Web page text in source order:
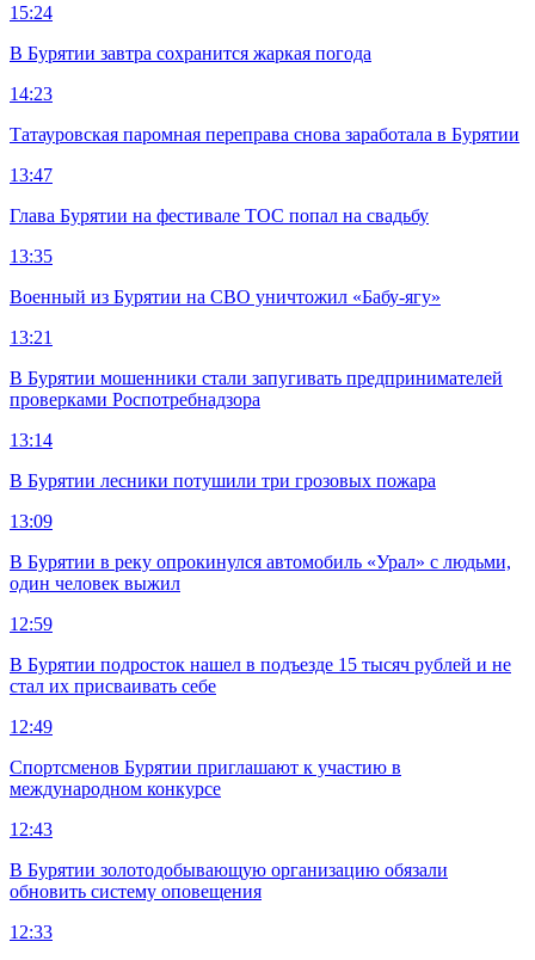
15:24
В Бурятии завтра сохранится жаркая погода
14:23
Татауровская паромная переправа снова заработала в Бурятии
13:47
Глава Бурятии на фестивале ТОС попал на свадьбу
13:35
Военный из Бурятии на СВО уничтожил «Бабу-ягу»
13:21
В Бурятии мошенники стали запугивать предпринимателей
проверками Роспотребнадзора
13:14
В Бурятии лесники потушили три грозовых пожара
13:09
В Бурятии в реку опрокинулся автомобиль «Урал» с людьми,
один человек выжил
12:59
В Бурятии подросток нашел в подъезде 15 тысяч рублей и не
стал их присваивать себе
12:49
Спортсменов Бурятии приглашают к участию в
международном конкурсе
12:43
В Бурятии золотодобывающую организацию обязали
обновить систему оповещения
12:33